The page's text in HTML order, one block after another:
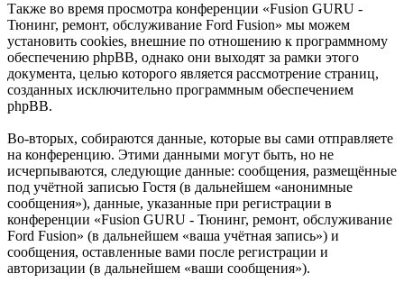
Также во время просмотра конференции «Fusion GURU -
Тюнинг, ремонт, обслуживание Ford Fusion» мы можем
установить cookies, внешние по отношению к программному
обеспечению phpBB, однако они выходят за рамки этого
документа, целью которого является рассмотрение страниц,
созданных исключительно программным обеспечением
phpBB.
Во-вторых, собираются данные, которые вы сами отправляете
на конференцию. Этими данными могут быть, но не
исчерпываются, следующие данные: сообщения, размещённые
под учётной записью Гостя (в дальнейшем «анонимные
сообщения»), данные, указанные при регистрации в
конференции «Fusion GURU - Тюнинг, ремонт, обслуживание
Ford Fusion» (в дальнейшем «ваша учётная запись») и
сообщения, оставленные вами после регистрации и
авторизации (в дальнейшем «ваши сообщения»).